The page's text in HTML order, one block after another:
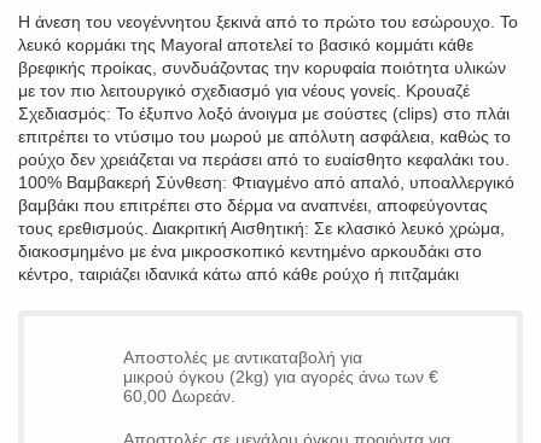
Η άνεση του νεογέννητου ξεκινά από το πρώτο του εσώρουχο. Το
λευκό κορμάκι της Mayoral αποτελεί το βασικό κομμάτι κάθε
βρεφικής προίκας, συνδυάζοντας την κορυφαία ποιότητα υλικών
με τον πιο λειτουργικό σχεδιασμό για νέους γονείς. Κρουαζέ
Σχεδιασμός: Το έξυπνο λοξό άνοιγμα με σούστες (clips) στο πλάι
επιτρέπει το ντύσιμο του μωρού με απόλυτη ασφάλεια, καθώς το
ρούχο δεν χρειάζεται να περάσει από το ευαίσθητο κεφαλάκι του.
100% Βαμβακερή Σύνθεση: Φτιαγμένο από απαλό, υποαλλεργικό
βαμβάκι που επιτρέπει στο δέρμα να αναπνέει, αποφεύγοντας
τους ερεθισμούς. Διακριτική Αισθητική: Σε κλασικό λευκό χρώμα,
διακοσμημένο με ένα μικροσκοπικό κεντημένο αρκουδάκι στο
κέντρο, ταιριάζει ιδανικά κάτω από κάθε ρούχο ή πιτζαμάκι
Αποστολές με αντικαταβολή για
μικρού όγκου (2kg) για αγορές άνω των €
60,00 Δωρεάν.